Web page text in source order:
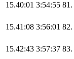
15.40:01 3:54:55 81.
15.41:08 3:56:01 82.
15.42:43 3:57:37 83.